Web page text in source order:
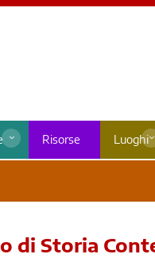
Risorse Luoghi
di Storia